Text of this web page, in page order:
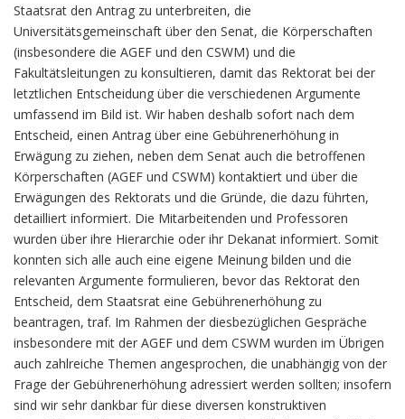
Staatsrat den Antrag zu unterbreiten, die
Universitätsgemeinschaft über den Senat, die Körperschaften
(insbesondere die AGEF und den CSWM) und die
Fakultätsleitungen zu konsultieren, damit das Rektorat bei der
letztlichen Entscheidung über die verschiedenen Argumente
umfassend im Bild ist. Wir haben deshalb sofort nach dem
Entscheid, einen Antrag über eine Gebührenerhöhung in
Erwägung zu ziehen, neben dem Senat auch die betroffenen
Körperschaften (AGEF und CSWM) kontaktiert und über die
Erwägungen des Rektorats und die Gründe, die dazu führten,
detailliert informiert. Die Mitarbeitenden und Professoren
wurden über ihre Hierarchie oder ihr Dekanat informiert. Somit
konnten sich alle auch eine eigene Meinung bilden und die
relevanten Argumente formulieren, bevor das Rektorat den
Entscheid, dem Staatsrat eine Gebührenerhöhung zu
beantragen, traf. Im Rahmen der diesbezüglichen Gespräche
insbesondere mit der AGEF und dem CSWM wurden im Übrigen
auch zahlreiche Themen angesprochen, die unabhängig von der
Frage der Gebührenerhöhung adressiert werden sollten; insofern
sind wir sehr dankbar für diese diversen konstruktiven